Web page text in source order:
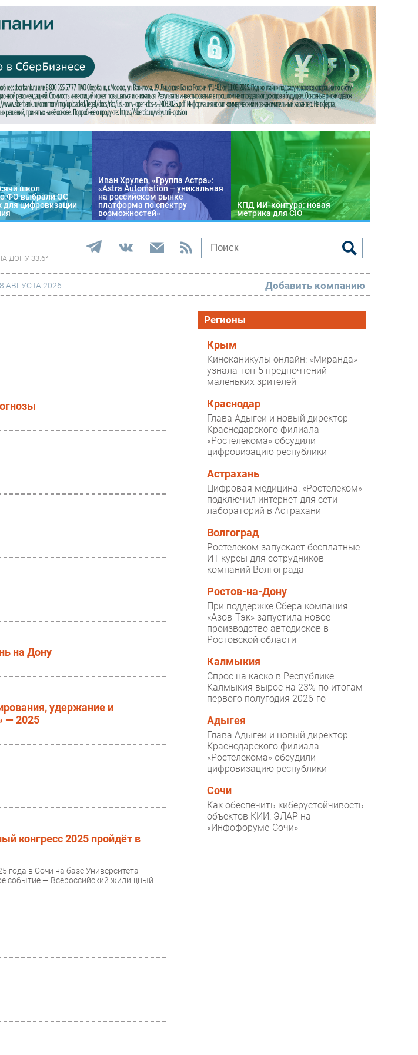
школ
ФО выбрали ОС
для цифровизации
Иван Хрулев, «Группа Астра»:
«Astra Automation – уникальная
на российском рынке
платформа по спектру
возможностей»
КПД ИИ-контура: новая
метрика для CIO
ДОНУ 33.6°
РАЗДЕЛЫ
Новости
Аналитика
Интервью
Мероприятия
Проекты
IT класс
Каталог компаний
АВГУСТА 2026 Добавить компанию
на Дону
удержание и
— 2025
конгресс 2025 пройдёт в
года в Сочи на базе Университета
событие — Всероссийский жилищный
Регионы
Крым
Киноканикулы онлайн: «Миранда»
узнала топ-5 предпочтений
маленьких зрителей
Краснодар
Глава Адыгеи и новый директор
Краснодарского филиала
«Ростелекома» обсудили
цифровизацию республики
Астрахань
Цифровая медицина: «Ростелеком»
подключил интернет для сети
лабораторий в Астрахани
Волгоград
Ростелеком запускает бесплатные
ИТ-курсы для сотрудников
компаний Волгограда
Ростов-на-Дону
При поддержке Сбера компания
«Азов-Тэк» запустила новое
производство автодисков в
Ростовской области
Калмыкия
Спрос на каско в Республике
Калмыкия вырос на 23% по итогам
первого полугодия 2026-го
Адыгея
Глава Адыгеи и новый директор
Краснодарского филиала
«Ростелекома» обсудили
цифровизацию республики
Сочи
Как обеспечить киберустойчивость
объектов КИИ: ЭЛАР на
«Инфофоруме-Сочи»